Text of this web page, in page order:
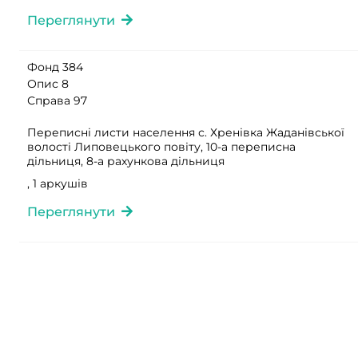
Переглянути
Фонд 384
Опис 8
Справа 97
Переписні листи населення с. Хренівка Жаданівської
волості Липовецького повіту, 10-а переписна
дільниця, 8-а рахункова дільниця
, 1 аркушів
Переглянути